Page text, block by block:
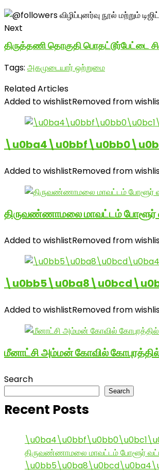
Next
திருத்தணி தொகுதி பொதட்டூர்பேட்டை
Tags: அகமுடையார் ஒற்றுமை
Related Articles
Added to wishlistRemoved from
Added to wishlistRemoved from
திருவண்ணாமலை மாவட்டம் போளூர்
Added to wishlistRemoved from
Added to wishlistRemoved from
மீனாட்சி அம்மன் கோவில் கோபுரத்தில்
Search
Search
Recent Posts
திருவண்ணாமலை மாவட்டம் போளூர்